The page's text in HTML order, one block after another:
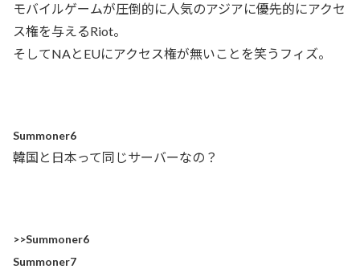
モバイルゲームが圧倒的に人気のアジアに優先的にアクセ
ス権を与えるRiot。
そしてNAとEUにアクセス権が無いことを笑うフィズ。
Summoner6
韓国と日本って同じサーバーなの？
>>Summoner6
Summoner7